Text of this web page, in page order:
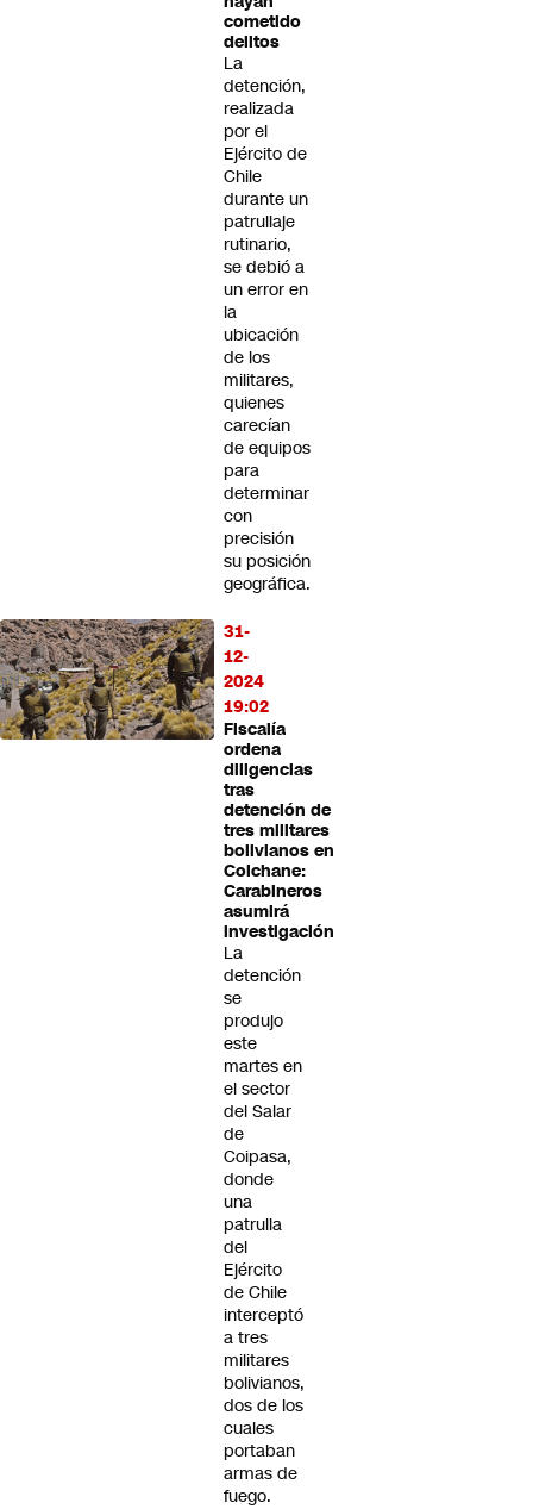
cometido
delitos
La
detención,
realizada
por el
Ejército de
Chile
durante un
patrullaje
rutinario,
se debió a
un error en
la
ubicación
de los
militares,
quienes
carecían
de equipos
para
determinar
con
precisión
su posición
geográfica.
31-
12-
2024
19:02
Fiscalía
ordena
diligencias
tras
detención de
tres militares
bolivianos en
Colchane:
Carabineros
asumirá
investigación
La
detención
se
produjo
este
martes en
el sector
del Salar
de
Coipasa,
donde
una
patrulla
del
Ejército
de Chile
interceptó
a tres
militares
bolivianos,
dos de los
cuales
portaban
armas de
fuego.